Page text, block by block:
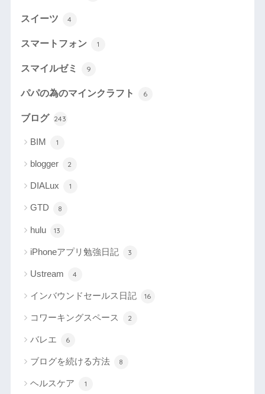
スイーツ 4
スマートフォン 1
スマイルゼミ 9
パパの為のマインクラフト 6
ブログ 243
BIM 1
blogger 2
DIALux 1
GTD 8
hulu 13
iPhoneアプリ勉強日記 3
Ustream 4
インバウンドセールス日記 16
コワーキングスペース 2
バレエ 6
ブログを続ける方法 8
ヘルスケア 1